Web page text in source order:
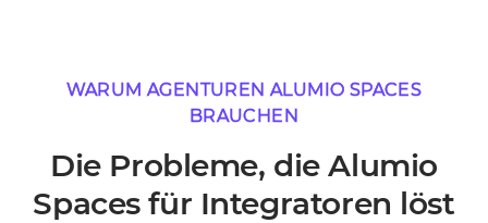
WARUM AGENTUREN ALUMIO SPACES
BRAUCHEN
Die Probleme, die Alumio
Spaces für Integratoren löst